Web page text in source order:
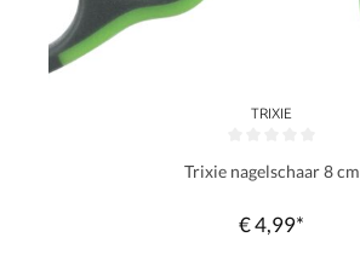
TRIXIE
Trixie nagelschaar 8 cm
€ 4,99*